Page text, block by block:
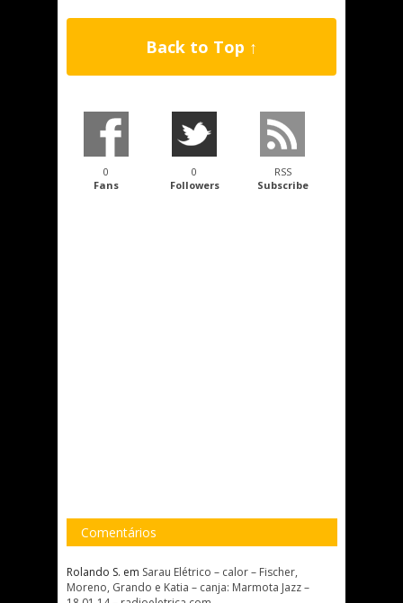
Back to Top ↑
0
Fans
0
Followers
RSS
Subscribe
Comentários
Rolando S. em Sarau Elétrico – calor – Fischer,
Moreno, Grando e Katia – canja: Marmota Jazz –